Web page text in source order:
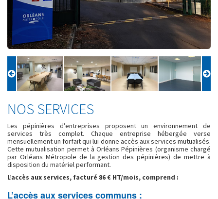
NOS SERVICES
Les pépinières d’entreprises proposent un environnement de
services très complet. Chaque entreprise hébergée verse
mensuellement un forfait qui lui donne accès aux services mutualisés.
Cette mutualisation permet à Orléans Pépinières (organisme chargé
par Orléans Métropole de la gestion des pépinières) de mettre à
disposition du matériel performant.
L’accès aux services, facturé 86 € HT/mois, comprend :
L’accès aux services communs :